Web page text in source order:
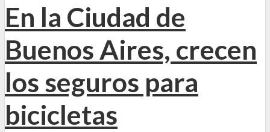
En la Ciudad de
Buenos Aires, crecen
los seguros para
bicicletas